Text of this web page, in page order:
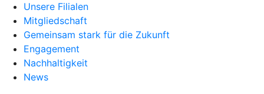
Unsere Filialen
Mitgliedschaft
Gemeinsam stark für die Zukunft
Engagement
Nachhaltigkeit
News